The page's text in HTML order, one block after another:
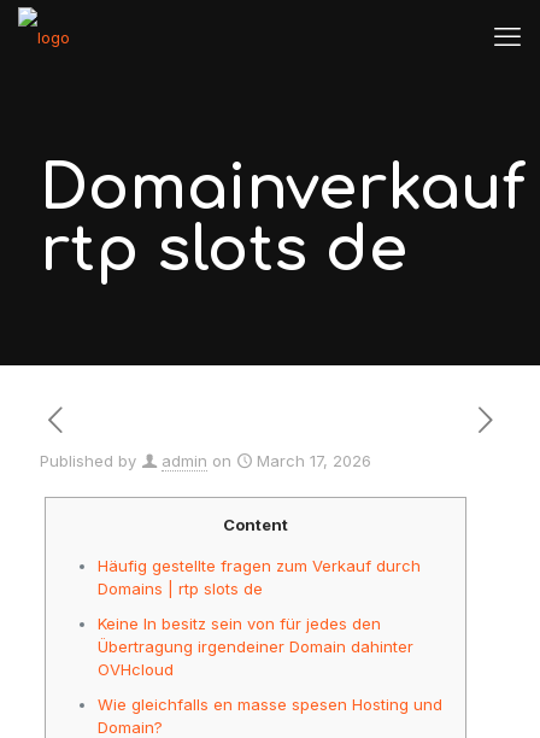
Domainverkauf
rtp slots de
Published by admin on March 17, 2026
Content
Häufig gestellte fragen zum Verkauf durch
Domains | rtp slots de
Keine In besitz sein von für jedes den
Übertragung irgendeiner Domain dahinter
OVHcloud
Wie gleichfalls en masse spesen Hosting und
Domain?